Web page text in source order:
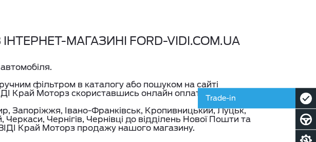
МАГАЗИНІ FORD-VIDI.COM.UA
фільтром в каталогу або пошуком на сайті
Край Моторз скориставшись онлайн оплатою та
Запоріжжя, Івано-Франківськ, Кропивницький, Луцьк,
Чернігів, Чернівці до відділень Нової Пошти та
Край Моторз продажу нашого магазину.
Trade-in